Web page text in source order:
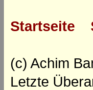
Startseite
(c) Achim
Letzte